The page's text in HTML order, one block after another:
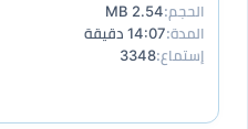
الحجم:2.54 MB
المدة:14:07 دقيقة
إستماع:3348